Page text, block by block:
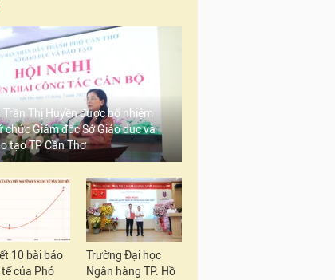
Trần Thị Huyền được bổ nhiệm
chức Giám đốc Sở Giáo dục và
tạo TP Cần Thơ
10 bài báo
của Phó
Trường Đại học
Ngân hàng TP. Hồ